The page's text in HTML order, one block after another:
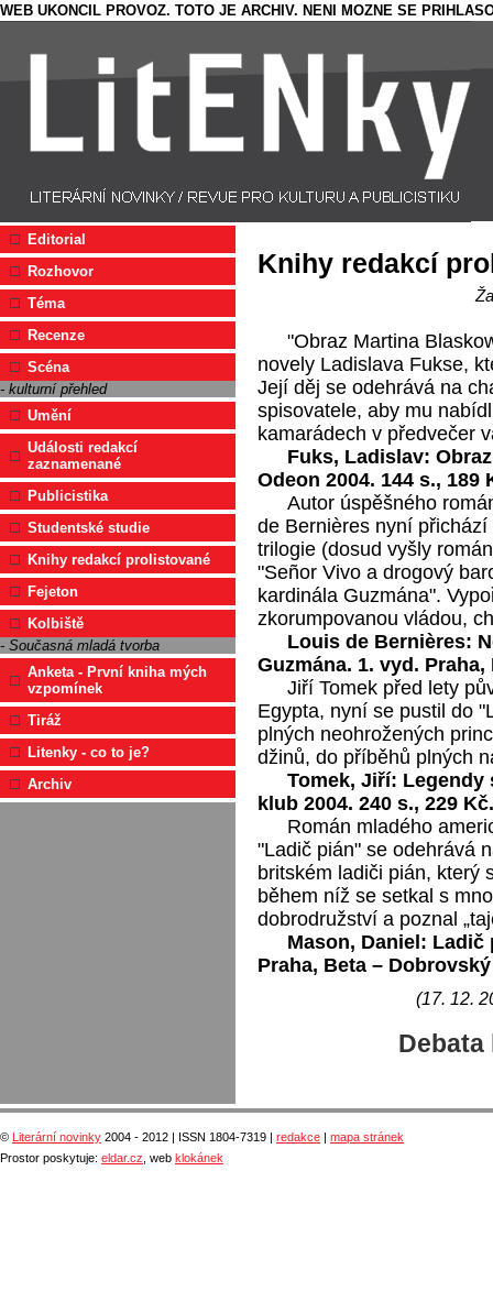
WEB UKONCIL PROVOZ. TOTO JE ARCHIV. NENI MOZNE SE
Editorial
Rozhovor
Téma
Recenze
Scéna
- kulturní přehled
Umění
Události redakcí
zaznamenané
Publicistika
Studentské studie
Knihy redakcí prolistované
Fejeton
Kolbiště
- Současná mladá tvorba
Anketa - První kniha mých
vzpomínek
Tiráž
Litenky - co to je?
Archiv
Knihy redakcí
"Obraz Martina
novely Ladislava Fukse,
Její děj se odehrává na
spisovatele, aby mu
kamarádech v předvečer
Fuks, Ladislav:
Odeon 2004. 144 s., 189
Autor úspěšného
de Bernières nyní
trilogie (dosud vyšly
"Señor Vivo a drogový
kardinála Guzmána".
zkorumpovanou vládou,
Louis de Bernières:
Guzmána. 1. vyd.
Jiří Tomek před lety
Egypta, nyní se pustil do
plných neohrožených
džinů, do příběhů plných
Tomek, Jiří: Legendy
klub 2004. 240 s., 229 Kč.
Román mladého
"Ladič pián" se odehrává
britském ladiči pián, který
během níž se setkal s
dobrodružství a poznal
Mason, Daniel: Ladič
Praha, Beta –
(17. 12.
Debata
© Literární novinky 2004 - 2012 | ISSN 1804-7319 | redakce
mapa stránek
Prostor poskytuje: eldar.cz , web klokánek